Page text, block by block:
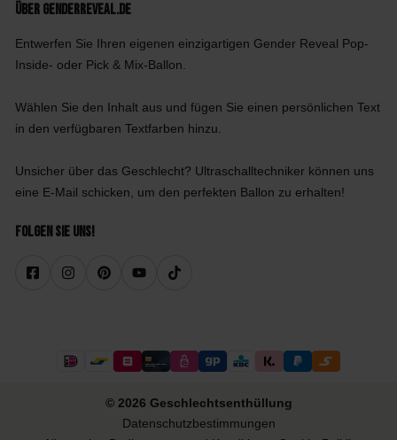
Über GenderReveal.de
Entwerfen Sie Ihren eigenen einzigartigen Gender Reveal Pop-
Inside- oder Pick & Mix-Ballon.
Wählen Sie den Inhalt aus und fügen Sie einen persönlichen Text
in den verfügbaren Textfarben hinzu.
Unsicher über das Geschlecht? Ultraschalltechniker können uns
eine E-Mail schicken, um den perfekten Ballon zu erhalten!
Folgen Sie uns!
© 2026 Geschlechtsenthüllung
Datenschutzbestimmungen